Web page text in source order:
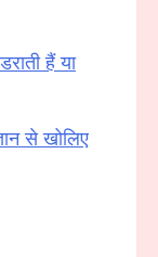
हैं या
से खोलिए